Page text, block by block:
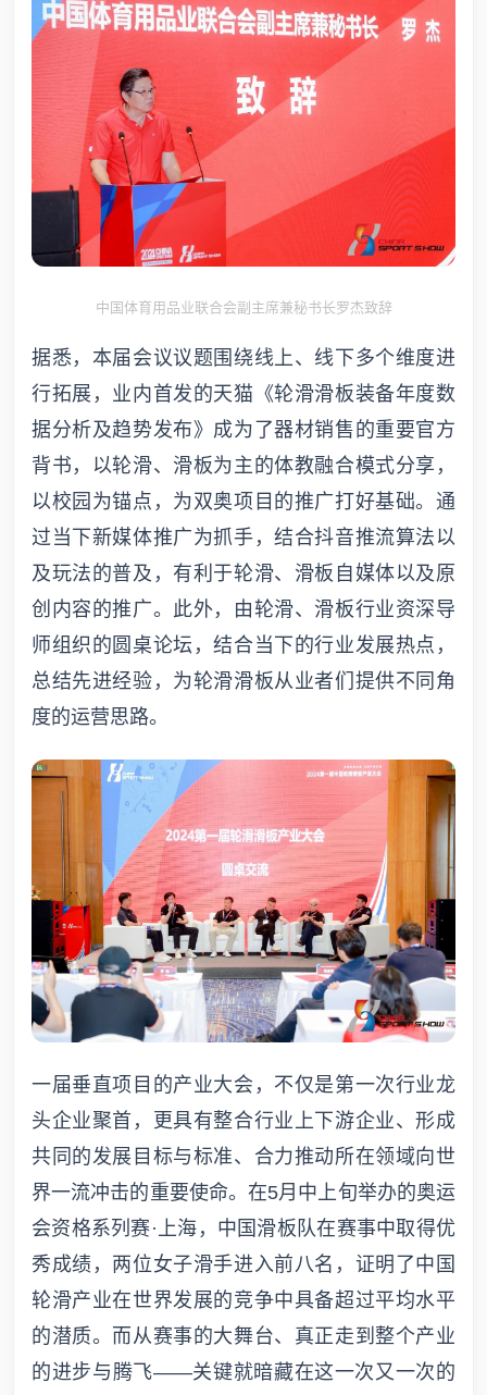
中国体育用品业联合会副主席兼秘书长罗杰致辞
据悉，本届会议议题围绕线上、线下多个维度进
行拓展，业内首发的天猫《轮滑滑板装备年度数
据分析及趋势发布》成为了器材销售的重要官方
背书，以轮滑、滑板为主的体教融合模式分享，
以校园为锚点，为双奥项目的推广打好基础。通
过当下新媒体推广为抓手，结合抖音推流算法以
及玩法的普及，有利于轮滑、滑板自媒体以及原
创内容的推广。此外，由轮滑、滑板行业资深导
师组织的圆桌论坛，结合当下的行业发展热点，
总结先进经验，为轮滑滑板从业者们提供不同角
度的运营思路。
一届垂直项目的产业大会，不仅是第一次行业龙
头企业聚首，更具有整合行业上下游企业、形成
共同的发展目标与标准、合力推动所在领域向世
界一流冲击的重要使命。在5月中上旬举办的奥运
会资格系列赛·上海，中国滑板队在赛事中取得优
秀成绩，两位女子滑手进入前八名，证明了中国
轮滑产业在世界发展的竞争中具备超过平均水平
的潜质。而从赛事的大舞台、真正走到整个产业
的进步与腾飞——关键就暗藏在这一次又一次的